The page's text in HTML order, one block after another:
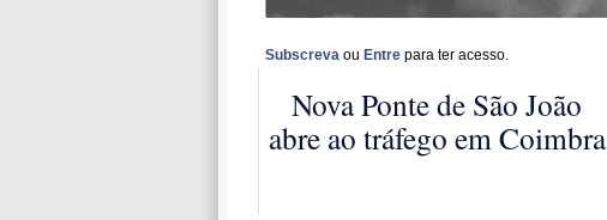
Subscreva ou Entrepara ter acesso.
Nova Ponte de São João
abre ao tráfego em Coimbra